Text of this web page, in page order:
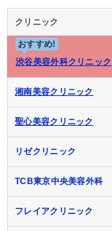
クリニック
おすすめ!
渋谷美容外科クリニック
湘南美容クリニック
聖心美容クリニック
リゼクリニック
TCB東京中央美容外科
フレイアクリニック